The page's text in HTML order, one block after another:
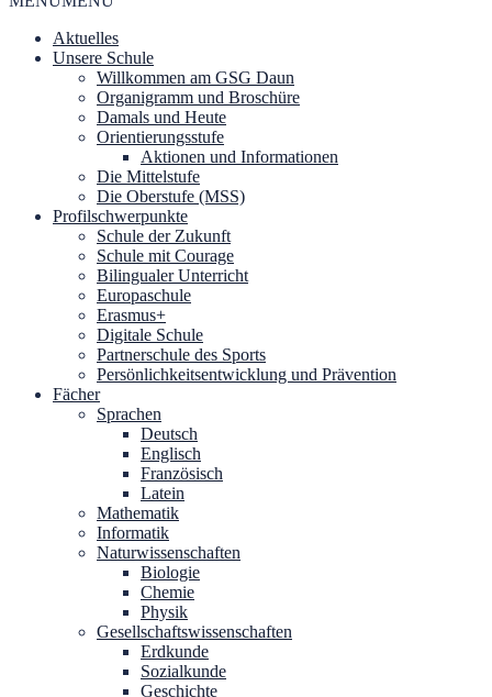
Aktuelles
Unsere Schule
Willkommen am GSG Daun
Organigramm und Broschüre
Damals und Heute
Orientierungsstufe
Aktionen und Informationen
Die Mittelstufe
Die Oberstufe (MSS)
Profilschwerpunkte
Schule der Zukunft
Schule mit Courage
Bilingualer Unterricht
Europaschule
Erasmus+
Digitale Schule
Partnerschule des Sports
Persönlichkeitsentwicklung und Prävention
Fächer
Sprachen
Deutsch
Englisch
Französisch
Latein
Mathematik
Informatik
Naturwissenschaften
Biologie
Chemie
Physik
Gesellschaftswissenschaften
Erdkunde
Sozialkunde
Geschichte